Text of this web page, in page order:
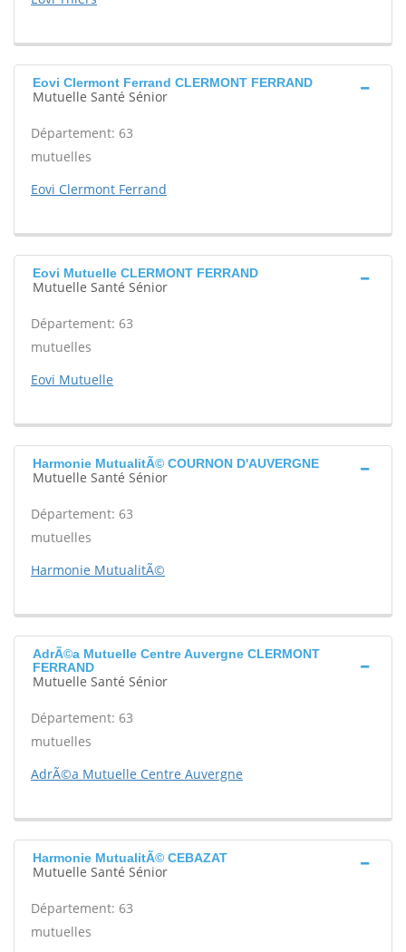
Eovi Clermont Ferrand CLERMONT FERRAND
Mutuelle Santé Sénior
Département: 63
mutuelles
Eovi Clermont Ferrand
Eovi Mutuelle CLERMONT FERRAND
Mutuelle Santé Sénior
Département: 63
mutuelles
Eovi Mutuelle
Harmonie MutualitÃ© COURNON D'AUVERGNE
Mutuelle Santé Sénior
Département: 63
mutuelles
Harmonie MutualitÃ©
AdrÃ©a Mutuelle Centre Auvergne CLERMONT
FERRAND
Mutuelle Santé Sénior
Département: 63
mutuelles
AdrÃ©a Mutuelle Centre Auvergne
Harmonie MutualitÃ© CEBAZAT
Mutuelle Santé Sénior
Département: 63
mutuelles